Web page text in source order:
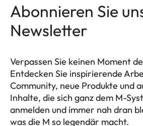
Abonnieren Sie
Newsletter
Verpassen Sie keinen Moment
Entdecken Sie inspirierende
Community, neue Produkte und
Inhalte, die sich ganz dem M-
anmelden und immer nah dran
was die M so legendär macht.